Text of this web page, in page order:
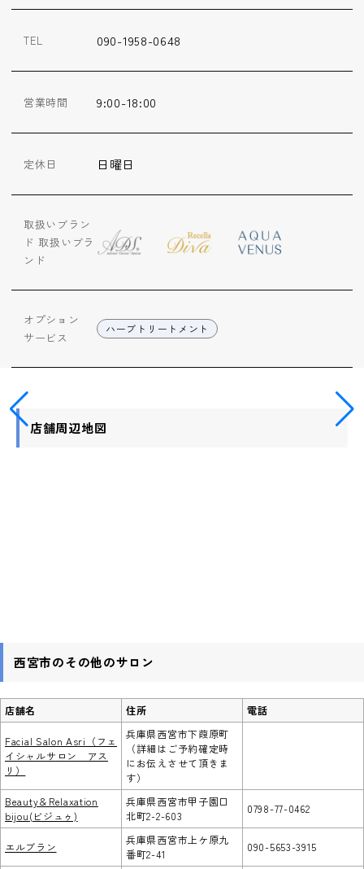
TEL 090-1958-0648
営業時間 9:00-18:00
定休日 日曜日
取扱いブラン
ド 取扱いブラ
ンド
オプション
サービス
ハーブトリートメント
店舗周辺地図
西宮市のその他のサロン
店舗名 住所 電話
Facial Salon Asri（フェ
イシャルサロン アス
リ）
兵庫県西宮市下葭原町
（詳細はご予約確定時
にお伝えさせて頂きま
す）
Beauty＆Relaxation
bijou(ビジュゥ)
兵庫県西宮市甲子園口
北町2-2-603
0798-77-0462
エルブラン
兵庫県西宮市上ケ原九
番町2-41
090-5653-3915